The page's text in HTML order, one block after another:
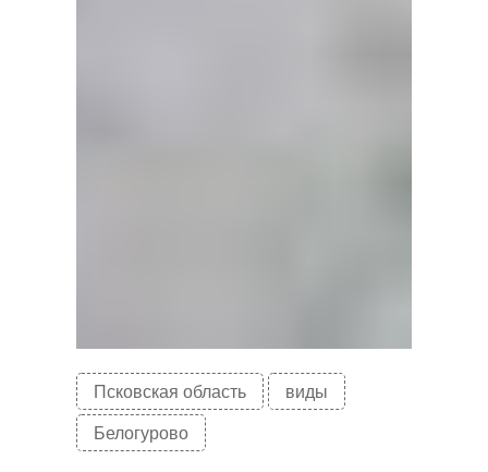
Псковская область
виды
Белогурово